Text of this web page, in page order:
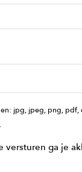
jpg, jpeg, png, pdf,
versturen ga je